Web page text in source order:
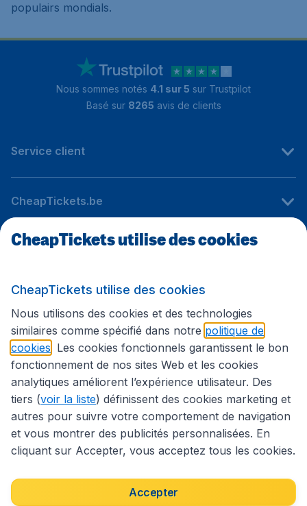
populairs mondials.
Nous sommes notés 4.1 sur 5 sur Trustpilot
Basé sur 8265 avis de clients
Service client
CheapTickets.be
Sites internationaux
Suivez CheapTickets.be
Déclaration d’accessibilité
Conditions générales
Déclaration de confidentialité
CheapTickets utilise des cookies
CheapTickets utilise des cookies
Nous utilisons des cookies et des technologies
similaires comme spécifié dans notre politique de
cookies . Les cookies fonctionnels garantissent le bon
fonctionnement de nos sites Web et les cookies
analytiques améliorent l’expérience utilisateur. Des
tiers (voir la liste) définissent des cookies marketing et
autres pour suivre votre comportement de navigation
et vous montrer des publicités personnalisées. En
cliquant sur Accepter, vous acceptez tous les cookies.
Accepter